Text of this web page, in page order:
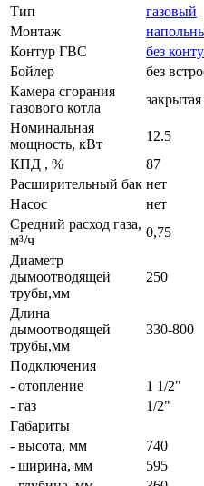
Тип
газовый
Монтаж
Контур ГВС
без
Бойлер
без
Камера сгорания
газового котла
Номинальная
мощность, кВт
12.5
КПД , %
87
Расширительный бак нет
Насос
нет
Средний расход газа,
м³/ч
0,75
Диаметр
дымоотводящей
трубы,мм
250
Длина
дымоотводящей
трубы,мм
330-800
Подключения
- отопление
1 1/2"
- газ
1/2"
Габариты
- высота, мм
740
- ширина, мм
595